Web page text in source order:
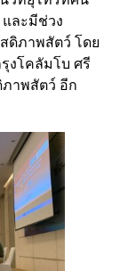
ละมีช่วง
ดิภาพสัตว์ โดย
งโคลัมโบ ศรี
าพสัตว์ อีก